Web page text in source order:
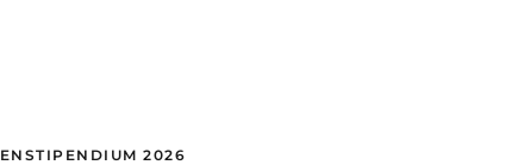
STIPENDIUM 2026